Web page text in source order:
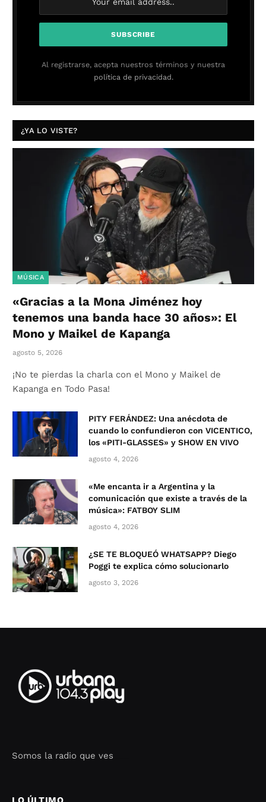
Al registrarse, acepta nuestros términos y nuestra
política de privacidad.
¿YA LO VISTE?
MÚSICA
«Gracias a la Mona Jiménez hoy
tenemos una banda hace 30 años»: El
Mono y Maikel de Kapanga
agosto 5, 2026
¡No te pierdas la charla con el Mono y Maikel de
Kapanga en Todo Pasa!
PITY FERÁNDEZ: Una anécdota de
cuando lo confundieron con VICENTICO,
los «PITI-GLASSES» y SHOW EN VIVO
agosto 4, 2026
«Me encanta ir a Argentina y la
comunicación que existe a través de la
música»: FATBOY SLIM
agosto 4, 2026
¿SE TE BLOQUEÓ WHATSAPP? Diego
Poggi te explica cómo solucionarlo
agosto 3, 2026
Somos la radio que ves